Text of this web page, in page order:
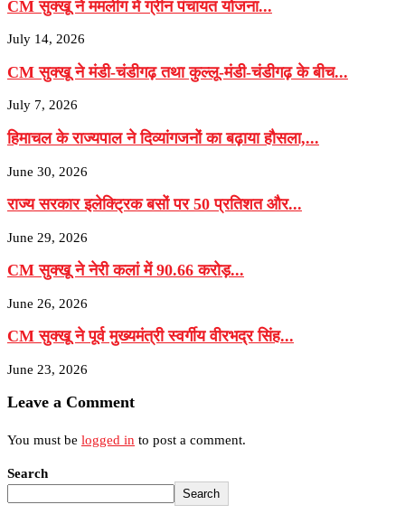
CM सुक्खू ने ममलीग में ग्रीन पंचायत योजना...
July 14, 2026
CM सुक्खू ने मंडी-चंडीगढ़ तथा कुल्लू-मंडी-चंडीगढ़ के बीच...
July 7, 2026
हिमाचल के राज्यपाल ने दिव्यांगजनों का बढ़ाया हौसला,...
June 30, 2026
राज्य सरकार इलेक्ट्रिक बसों पर 50 प्रतिशत और...
June 29, 2026
CM सुक्खू ने नेरी कलां में 90.66 करोड़...
June 26, 2026
CM सुक्खू ने पूर्व मुख्यमंत्री स्वर्गीय वीरभद्र सिंह...
June 23, 2026
Leave a Comment
You must be logged in to post a comment.
Search
Search